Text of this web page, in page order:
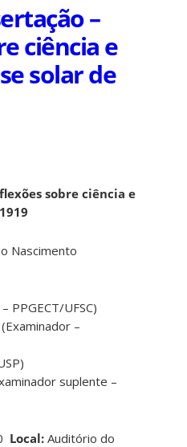
–
ciência e
solar de
sobre ciência e
Nascimento
PPGECT/UFSC)
–
suplente –
Local: Auditório do